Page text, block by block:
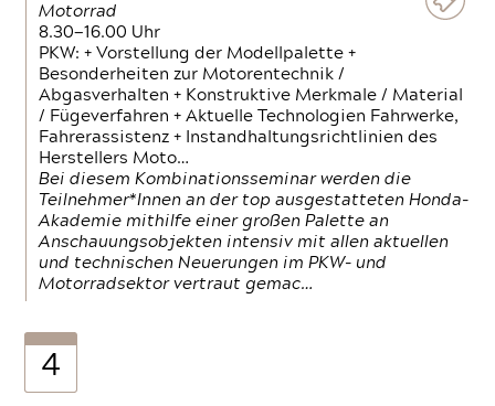
Motorrad
8.30—16.00 Uhr
PKW: + Vorstellung der Modellpalette +
Besonderheiten zur Motorentechnik /
Abgasverhalten + Konstruktive Merkmale / Material
/ Fügeverfahren + Aktuelle Technologien Fahrwerke,
Fahrerassistenz + Instandhaltungsrichtlinien des
Herstellers Moto…
Bei diesem Kombinationsseminar werden die
Teilnehmer*Innen an der top ausgestatteten Honda-
Akademie mithilfe einer großen Palette an
Anschauungsobjekten intensiv mit allen aktuellen
und technischen Neuerungen im PKW- und
Motorradsektor vertraut gemac…
4